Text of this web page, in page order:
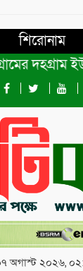
শিরোনাম
দহগ্রাম
অগাস্ট ২০২৬,